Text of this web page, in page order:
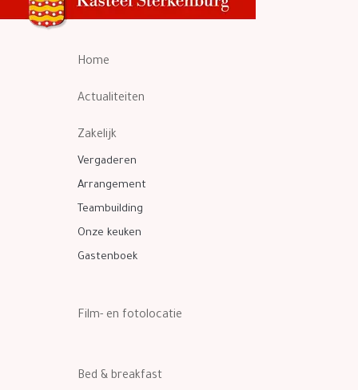
Home
Actualiteiten
Zakelijk
Vergaderen
Arrangement
Teambuilding
Onze keuken
Gastenboek
Film- en fotolocatie
Bed & breakfast